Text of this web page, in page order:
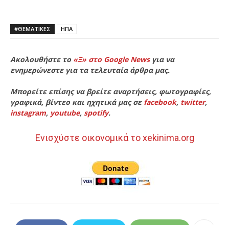
#ΘΕΜΑΤΙΚΈΣ ΗΠΑ
Ακολουθήστε το «Ξ» στο Google Newsγια να
ενημερώνεστε για τα τελευταία άρθρα μας.
Μπορείτε επίσης να βρείτε αναρτήσεις, φωτογραφίες,
γραφικά, βίντεο και ηχητικά μας σε facebook, twitter,
instagram, youtube, spotify.
Ενισχύστε οικονομικά το xekinima.org